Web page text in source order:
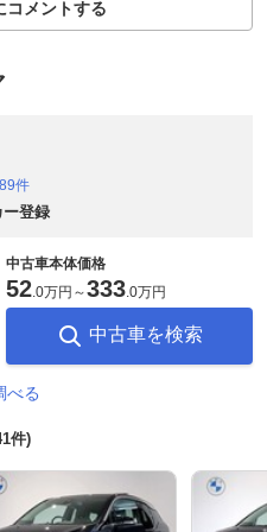
コメントする
89件
ー登録
中古車本体価格
52.0万円 ～333.0万円
中古車を検索
べる
件)